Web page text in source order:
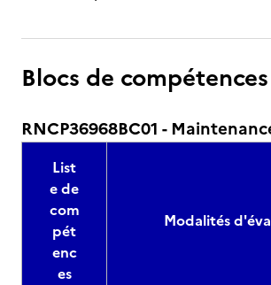
Blocs de compétences
RNCP36968BC01 -
List
e de
com
pét
enc
es
Modalités